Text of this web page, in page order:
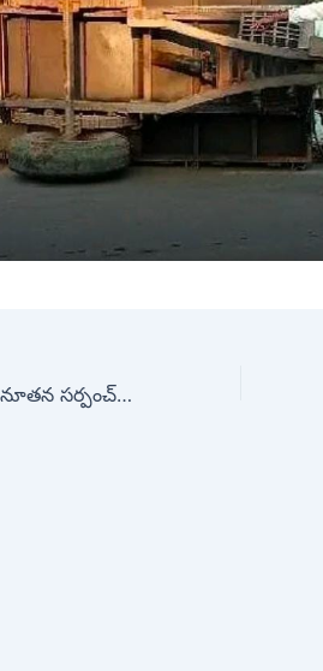
ప్రజా సేవలో నిమగ్నమైన నూతన సర్పంచ్ : కోర్సా రాజేష్